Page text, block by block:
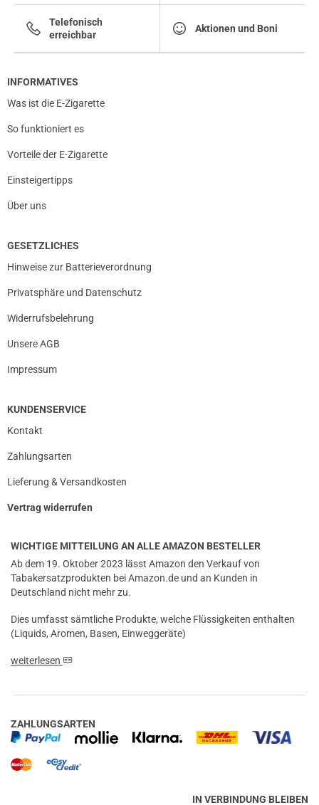
Telefonisch
erreichbar
Aktionen und Boni
INFORMATIVES
Was ist die E-Zigarette
So funktioniert es
Vorteile der E-Zigarette
Einsteigertipps
Über uns
GESETZLICHES
Hinweise zur Batterieverordnung
Privatsphäre und Datenschutz
Widerrufsbelehrung
Unsere AGB
Impressum
KUNDENSERVICE
Kontakt
Zahlungsarten
Lieferung & Versandkosten
Vertrag widerrufen
WICHTIGE MITTEILUNG AN ALLE AMAZON BESTELLER
Ab dem 19. Oktober 2023 lässt Amazon den Verkauf von
Tabakersatzprodukten bei Amazon.de und an Kunden in
Deutschland nicht mehr zu.
Dies umfasst sämtliche Produkte, welche Flüssigkeiten enthalten
(Liquids, Aromen, Basen, Einweggeräte)
weiterlesen
ZAHLUNGSARTEN
IN VERBINDUNG BLEIBEN